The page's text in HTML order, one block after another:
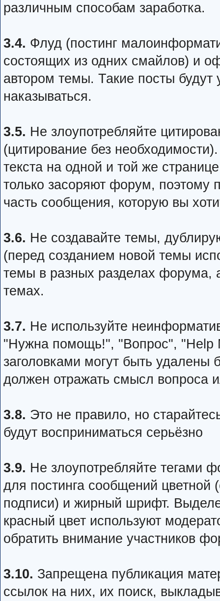
различным способам заработка.
3.4. Флуд (постинг
состоящих из одних смайлов) и
автором темы. Такие посты будут
наказываться.
3.5. Не злоупотребляйте
(цитирование без
текста на одной и той же
только засоряют форум, поэтому
часть сообщения, которую вы
3.6. Не создавайте темы,
(перед созданием новой темы
темы в разных разделах форума,
темах.
3.7. Не используйте
"Нужна помощь!", "Вопрос",
заголовками могут быть удалены
должен отражать смысл вопроса
3.8. Это не правило, но
будут восприниматься серьёзно
3.9. Не злоупотребляйте тегами
для постинга сообщений цветной
подписи) и жирный шрифт.
красный цвет используют
обратить внимание участников
3.10. Запрещена публикация
ссылок на них, их поиск,